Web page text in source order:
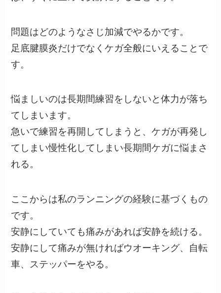
問題はどのようなさじ加減でやるかです。
足底腱膜炎だけでなくケガ全般にいえることで
す。
悩ましいのは長期間練習をしないと体力が落ち
てしまいます。
急いで練習を再開してしまうと、ケガが再発し
てしまい慢性化してしまい長期間ケガに悩まさ
れる。
ここからは私のランニングの経験に基づくもの
です。
安静にしていても痛みがあれば安静を続ける。
安静にして痛みが無ければウオーキング、自転
車、ステッパーをやる。